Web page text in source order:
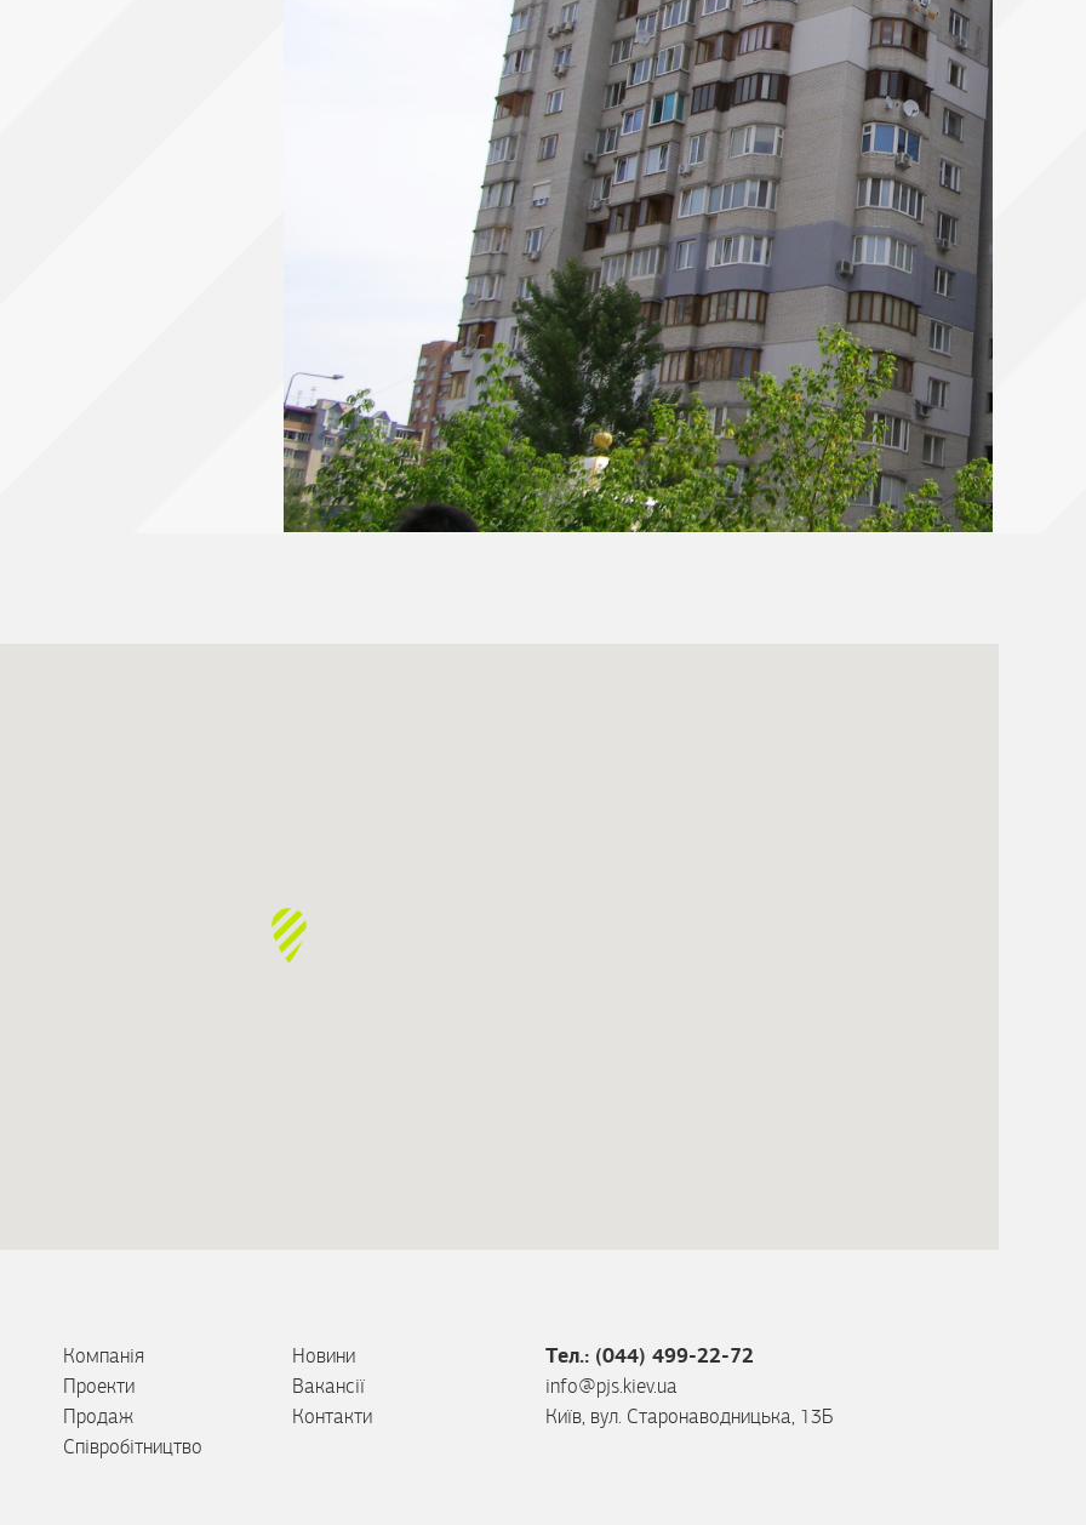
Компанія
Проекти
Продаж
Співробітництво
Новини
Вакансії
Контакти
Тел.: (044) 499-22-72
info@pjs.kiev.ua
Київ, вул. Старонаводницька, 13Б